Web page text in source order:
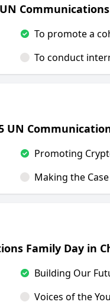
To promote a
To conduct
UN
Promoting
Making the
Family Day in
Building Our
Voices of the